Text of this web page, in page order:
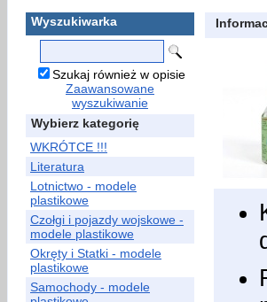
Wyszukiwarka
Szukaj również w opisie
Zaawansowane
wyszukiwanie
Wybierz kategorię
WKRÓTCE !!!
Literatura
Lotnictwo - modele
plastikowe
Czołgi i pojazdy wojskowe -
modele plastikowe
Okręty i Statki - modele
plastikowe
Samochody - modele